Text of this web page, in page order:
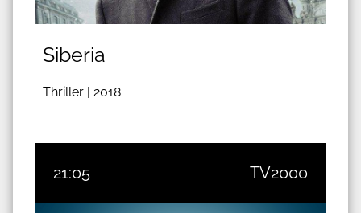
Siberia
Thriller | 2018
21:05 TV2000